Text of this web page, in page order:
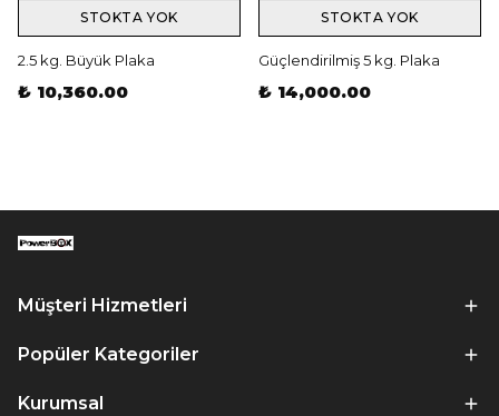
STOKTA YOK
2.5 kg. Büyük Plaka
₺ 10,360.00
STOKTA YOK
Güçlendirilmiş 5 kg. Plaka
₺ 14,000.00
Müşteri Hizmetleri
Popüler Kategoriler
Kurumsal